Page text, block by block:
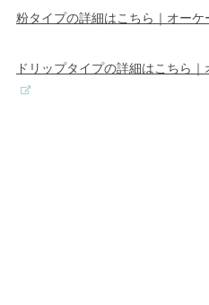
粉タイプの詳細はこちら｜オー
ドリップタイプの詳細はこちら